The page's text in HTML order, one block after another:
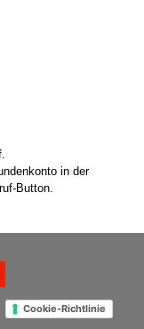
in der
Button.
Cookie-Richtlinie